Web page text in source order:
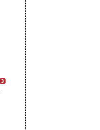
3